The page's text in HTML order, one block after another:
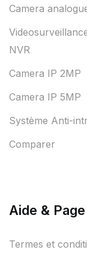
Camera
NVR
Camera IP 2MP
Camera IP 5MP
Système Anti-
Comparer
Aide & Page
Termes et